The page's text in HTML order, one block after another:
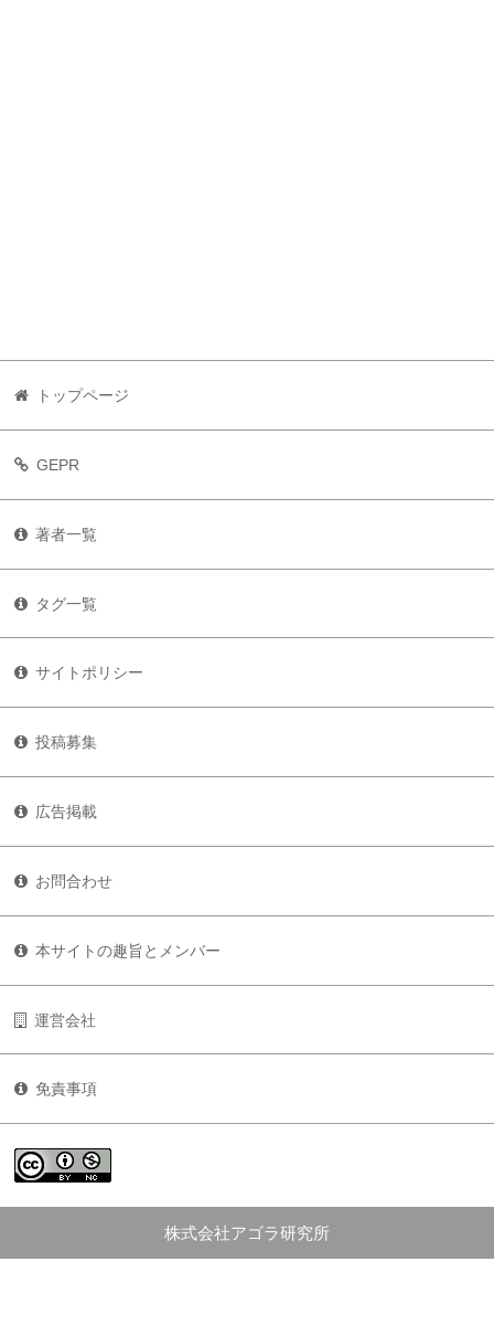
トップページ
GEPR
著者一覧
タグ一覧
サイトポリシー
投稿募集
広告掲載
お問合わせ
本サイトの趣旨とメンバー
運営会社
免責事項
株式会社アゴラ研究所